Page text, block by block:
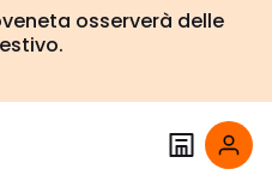
osserverà delle